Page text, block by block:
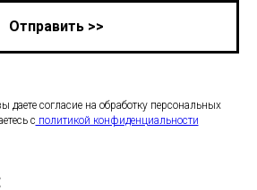
Отправить >>
согласие на обработку персональных
c политикой конфиденциальности